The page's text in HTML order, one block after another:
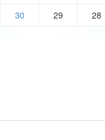
28
29
30